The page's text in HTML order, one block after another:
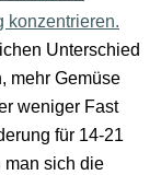
konzentrieren.
Unterschied
mehr Gemüse
weniger Fast
für 14-21
man sich die